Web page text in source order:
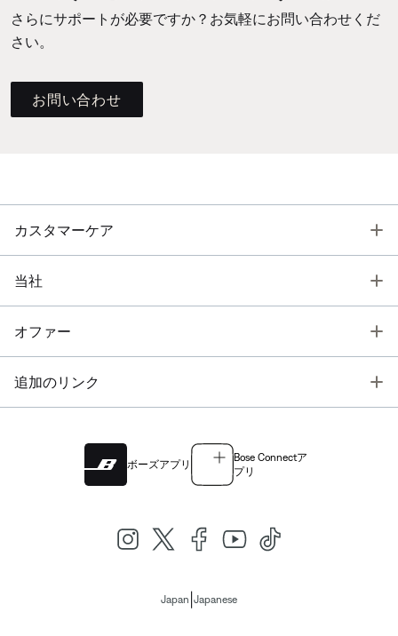
さらにサポートが必要ですか？お気軽にお問い合わせくだ
さい。
お問い合わせ
カスタマーケア
当社
オファー
追加のリンク
ボーズアプリ
Bose Connectア
プリ
Japan Japanese